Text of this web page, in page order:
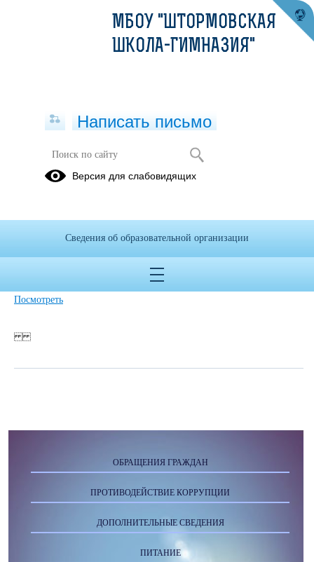
Приказ об использовании устройств
образовательного процесса
Посмотреть
ОБРАЩЕНИЯ ГРАЖДАН
ПРОТИВОДЕЙСТВИЕ КОРРУПЦИИ
ДОПОЛНИТЕЛЬНЫЕ СВЕДЕНИЯ
ПИТАНИЕ
МБОУ "ШТОРМОВСКАЯ
ШКОЛА-ГИМНАЗИЯ"
Написать письмо
Версия для слабовидящих
Сведения об образовательной организации